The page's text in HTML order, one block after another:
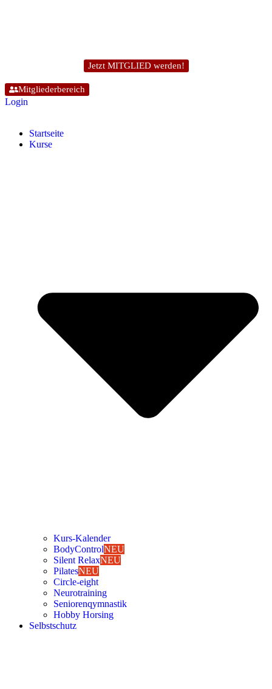
Jetzt MITGLIED werden!
Mitgliederbereich
Login
Start­sei­te
Kur­se
Kurs-Kalen­­der
Body­Con­trolNEU
Silent RelaxNEU
Pila­tesNEU
Cir­cle-eight
Neu­ro­trai­ning
Senio­ren­qym­nas­tik
Hob­by Hor­sing
Selbst­schutz